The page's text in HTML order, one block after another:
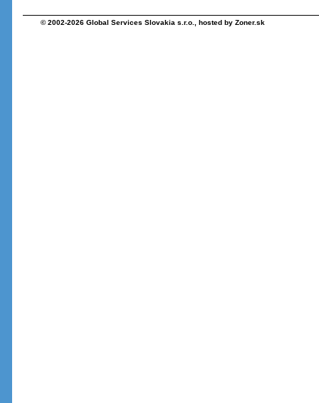
© 2002-2026 Global Services Slovakia s.r.o. , hosted by Zoner.sk